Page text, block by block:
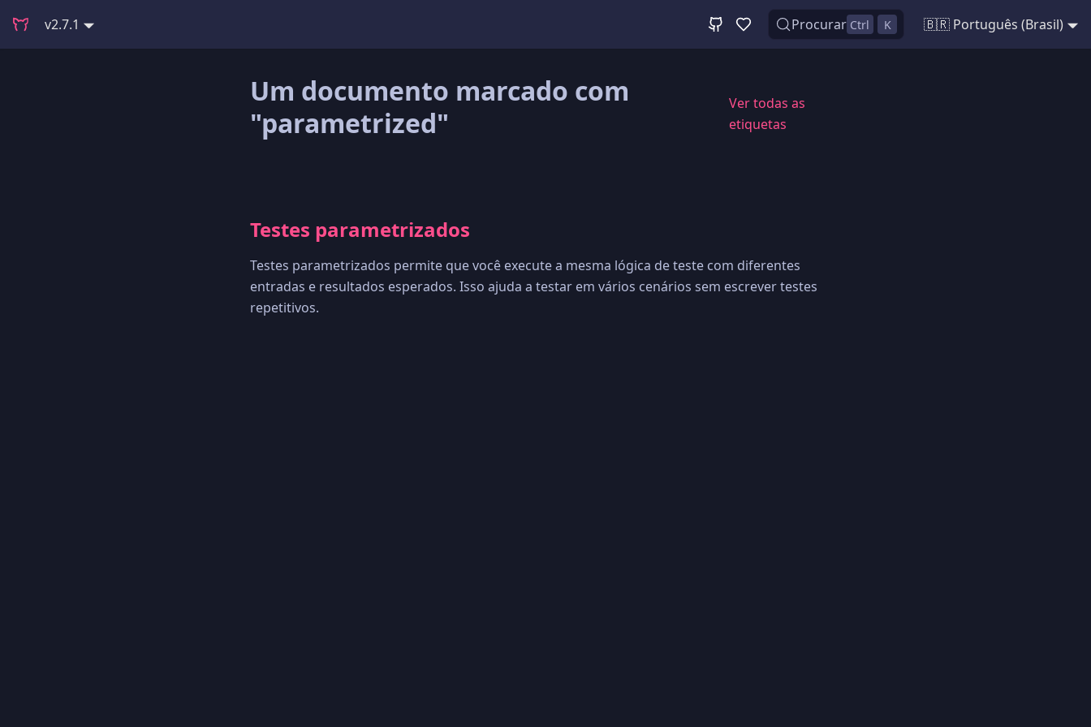
v2.7.1 Procurar Ctrl K 🇧🇷 Português (Brasil)
Um documento marcado com
"parametrized"
Ver todas as
etiquetas
Testes parametrizados
Testes parametrizados permite que você execute a mesma lógica de teste com diferentes
entradas e resultados esperados. Isso ajuda a testar em vários cenários sem escrever testes
repetitivos.